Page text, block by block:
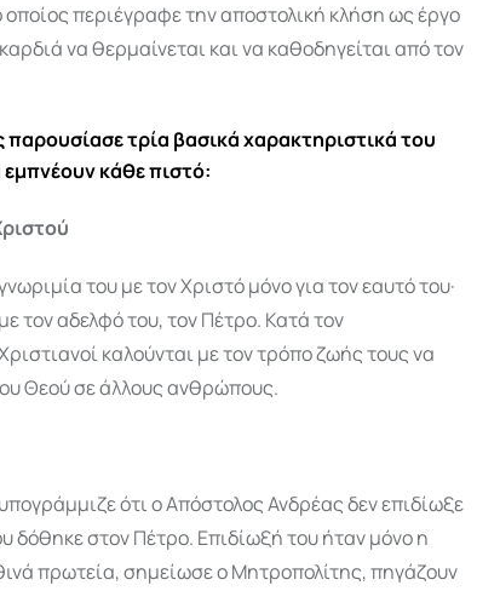
περιέγραφε την αποστολική κλήση ως έργο
να θερμαίνεται και να καθοδηγείται από τον
τρία βασικά χαρακτηριστικά του
κάθε πιστό:
του με τον Χριστό μόνο για τον εαυτό του·
τον αδελφό του, τον Πέτρο. Κατά τον
καλούνται με τον τρόπο ζωής τους να
Θεού σε άλλους ανθρώπους.
ότι ο Απόστολος Ανδρέας δεν επιδίωξε
δόθηκε στον Πέτρο. Επιδίωξή του ήταν μόνο η
πρωτεία, σημείωσε ο Μητροπολίτης, πηγάζουν